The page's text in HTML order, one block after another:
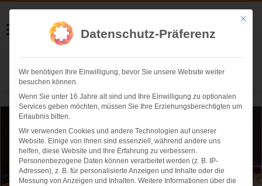
Helmut Swoboda
Fotografie
Herzlich willkommen
Mit
Datenschutz-Präferenz
Wir benötigen Ihre Einwilligung, bevor Sie unsere Website weiter
besuchen können.
Wenn Sie unter 16 Jahre alt sind und Ihre Einwilligung zu optionalen
Services geben möchten, müssen Sie Ihre Erziehungsberechtigten um
Erlaubnis bitten.
Wir verwenden Cookies und andere Technologien auf unserer
Website. Einige von ihnen sind essenziell, während andere uns
helfen, diese Website und Ihre Erfahrung zu verbessern.
Personenbezogene Daten können verarbeitet werden (z. B. IP-
Adressen), z. B. für personalisierte Anzeigen und Inhalte oder die
Messung von Anzeigen und Inhalten. Weitere Informationen über die